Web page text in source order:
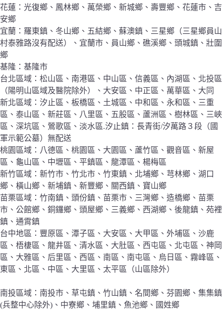
花蓮：光復鄉、鳳林鄉、萬榮鄉、新城鄉、壽豐鄉、花蓮市、吉
安鄉
宜蘭：羅東鎮、冬山鄉、五結鄉、蘇澳鎮、三星鄉（三星鄉員山
村泰雅路沒有配送）、宜蘭市、員山鄉、礁溪鄉、頭城鎮、壯圍
鄉
基隆：基隆市
台北區域：松山區、南港區、中山區、信義區、內湖區、北投區
（陽明山區域及醫院除外）、大安區、中正區、萬華區、大同
新北區域：汐止區、板橋區、土城區、中和區、永和區、三重
區、泰山區、新莊區、八里區、五股區、蘆洲區、樹林區、三峽
區、深坑區、鶯歌區、淡水區.汐止鎮：長青街/汐萬路３段（國
軍示範公墓）無配送
桃園區域：八德區、桃園區、大園區、蘆竹區、觀音區、新屋
區、龜山區、中壢區、平鎮區、龍潭區、楊梅區
新竹區域：新竹市、竹北市、竹東鎮、北埔鄉、芎林鄉、湖口
鄉、橫山鄉、新埔鎮、新豐鄉、關西鎮、寶山鄉
苗栗區域：竹南鎮、頭份鎮、苗栗市、三灣鄉、造橋鄉、苗栗
市、公館鄉、銅鑼鄉、頭屋鄉、三義鄉、西湖鄉、後龍鎮、苑裡
鎮、通霄鎮
台中地區：豐原區、潭子區、大安區、大甲區、外埔區、沙鹿
區、梧棲區、龍井區、清水區、大肚區、西屯區、北屯區、神岡
區、大雅區、后里區、西區、南區、南屯區、烏日區、霧峰區、
東區、北區、中區、大里區、太平區（山區除外）
南投區域：南投市、草屯鎮、竹山鎮、名間鄉、芬園鄉、集集鎮
(兵整中心除外)、中寮鄉、埔里鎮、魚池鄉、國姓鄉